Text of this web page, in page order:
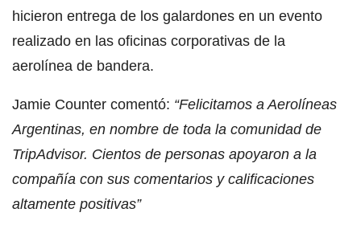
hicieron entrega de los galardones en un evento
realizado en las oficinas corporativas de la
aerolínea de bandera.
Jamie Counter comentó: “Felicitamos a Aerolíneas
Argentinas, en nombre de toda la comunidad de
TripAdvisor. Cientos de personas apoyaron a la
compañía con sus comentarios y calificaciones
altamente positivas”